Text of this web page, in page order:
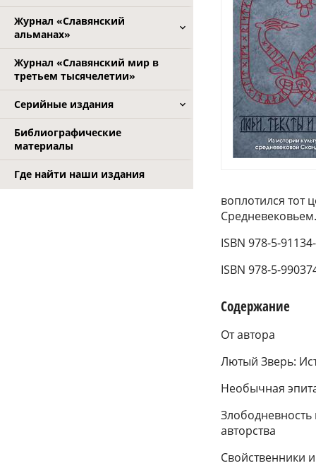
Журнал «Славянский
альманах»
Журнал «Славянский мир в
третьем тысячелетии»
Серийные издания
Библиографические
материалы
Где найти наши издания
воплотился тот
ISBN 978-5-
ISBN 978-5-
Содержание
От автора
Лютый Зверь:
Необычная
авторства
Свойственники